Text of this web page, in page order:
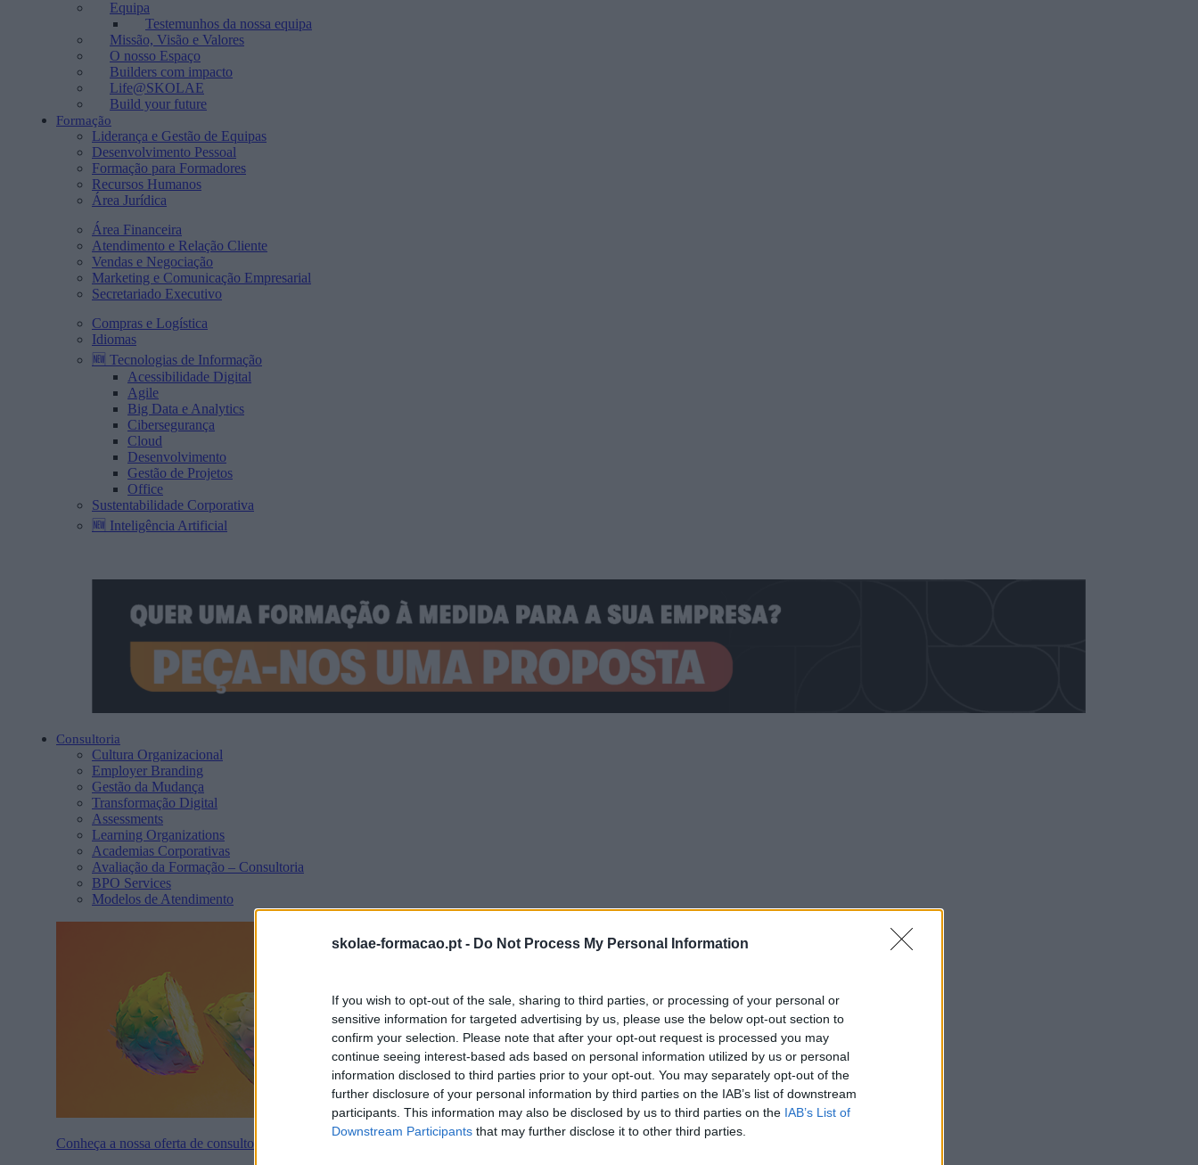
skolae-formacao.pt - Do Not Process My Personal Information
If you wish to opt-out of the sale, sharing to third parties, or processing of your personal or
sensitive information for targeted advertising by us, please use the below opt-out section to
confirm your selection. Please note that after your opt-out request is processed you may
continue seeing interest-based ads based on personal information utilized by us or personal
information disclosed to third parties prior to your opt-out. You may separately opt-out of the
further disclosure of your personal information by third parties on the IAB’s list of downstream
participants. This information may also be disclosed by us to third parties on the IAB’s List of
Downstream Participants that may further disclose it to other third parties.
Equipa
Testemunhos da nossa equipa
Missão, Visão e Valores
O nosso Espaço
Builders com impacto
Life@SKOLAE
Build your future
Formação
Liderança e Gestão de Equipas
Desenvolvimento Pessoal
Formação para Formadores
Recursos Humanos
Área Jurídica
Área Financeira
Atendimento e Relação Cliente
Vendas e Negociação
Marketing e Comunicação Empresarial
Secretariado Executivo
Compras e Logística
Idiomas
🆕 Tecnologias de Informação
Acessibilidade Digital
Agile
Big Data e Analytics
Cibersegurança
Cloud
Desenvolvimento
Gestão de Projetos
Office
Sustentabilidade Corporativa
🆕 Inteligência Artificial
Consultoria
Cultura Organizacional
Employer Branding
Gestão da Mudança
Transformação Digital
Assessments
Learning Organizations
Academias Corporativas
Avaliação da Formação – Consultoria
BPO Services
Modelos de Atendimento
Conheça a nossa oferta de consultoria